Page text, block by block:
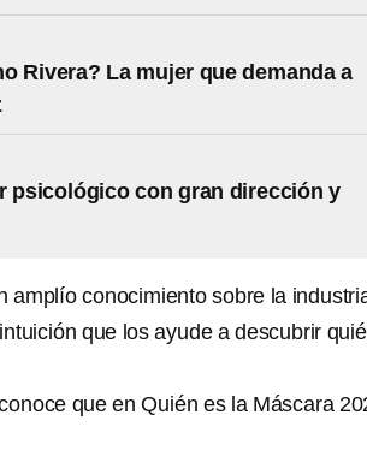
Rivera? La mujer que demanda a
psicológico con gran dirección y
amplío conocimiento sobre la
que los ayude a descubrir
que en Quién es la Máscara